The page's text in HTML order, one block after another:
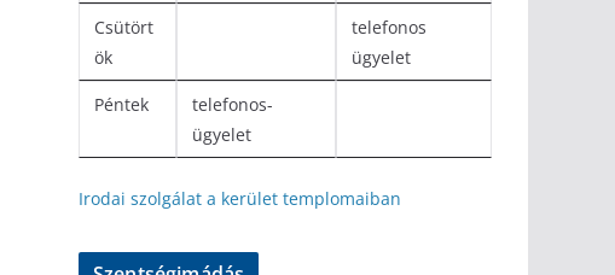
Csütört
ök
telefonos
ügyelet
Péntek
telefonos-
ügyelet
Irodai szolgálat a kerület templomaiban